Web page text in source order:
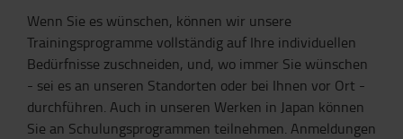
Wenn Sie es wünschen, können wir unsere
Trainingsprogramme vollständig auf Ihre individuellen
Bedürfnisse zuschneiden, und, wo immer Sie wünschen
- sei es an unseren Standorten oder bei Ihnen vor Ort -
durchführen. Auch in unseren Werken in Japan können
Sie an Schulungsprogrammen teilnehmen. Anmeldungen